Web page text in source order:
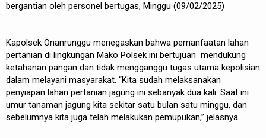
bergantian oleh personel bertugas, Minggu (09/02/2025)
Kapolsek Onanrunggu menegaskan bahwa pemanfaatan lahan
pertanian di lingkungan Mako Polsek ini bertujuan mendukung
ketahanan pangan dan tidak mengganggu tugas utama kepolisian
dalam melayani masyarakat. “Kita sudah melaksanakan
penyiapan lahan pertanian jagung ini sebanyak dua kali. Saat ini
umur tanaman jagung kita sekitar satu bulan satu minggu, dan
sebelumnya kita juga telah melakukan pemupukan,” jelasnya.